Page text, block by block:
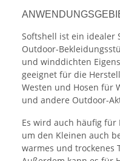
Softshell ist ein idealer
Outdoor-
und winddichten
geeignet für die
Westen und Hosen für
und andere Outdoor-
Es wird auch häufig
um den Kleinen auch
warmes und trockenes